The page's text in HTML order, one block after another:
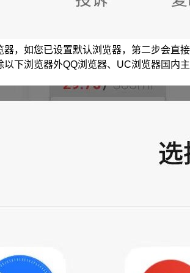
器，如您已设置默认浏览器，第二步会直接
以下浏览器外QQ浏览器、UC浏览器国内主